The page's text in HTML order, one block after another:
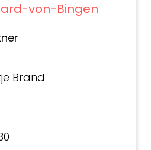
von-Bingen
Brand